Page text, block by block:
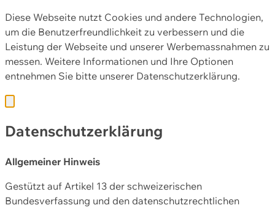
Diese Webseite nutzt Cookies und andere Technologien,
um die Benutzerfreundlichkeit zu verbessern und die
Leistung der Webseite und unserer Werbemassnahmen zu
messen. Weitere Informationen und Ihre Optionen
entnehmen Sie bitte unserer Datenschutzerklärung.
Datenschutzerklärung
Allgemeiner Hinweis
Gestützt auf Artikel 13 der schweizerischen
Bundesverfassung und den datenschutzrechtlichen